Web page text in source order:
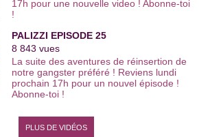
artistes et 3000 vidéos de leurs meilleurs
sketchs comiques. Viens faire l’humour
de one man show, stand up, humoristes
femmes, comiques français, duos
comiques… De l'humour noir à l'humour
sur le couple, des humoristes d'Ondar à
ceux de Vtep et du Jamel Comedy Club,
tous les nouveaux talents de l'humour
17h pour une nouvelle video ! Abonne-toi
!
PALIZZI EPISODE 25
8 843 vues
La suite des aventures de réinsertion de
notre gangster préféré ! Reviens lundi
prochain 17h pour un nouvel épisode !
Abonne-toi !
PLUS DE VIDÉOS